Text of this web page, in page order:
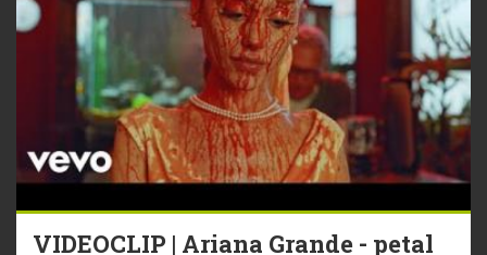
VIDEOCLIP | Ariana Grande - petal